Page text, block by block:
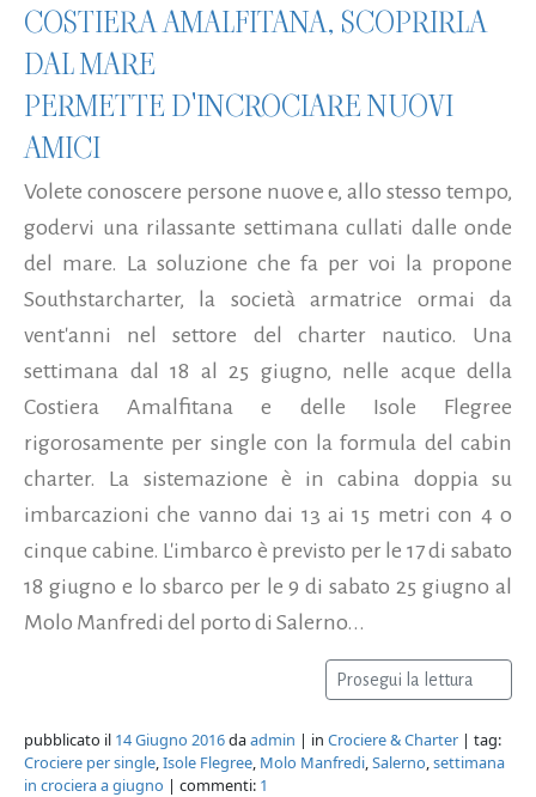
COSTIERA AMALFITANA, SCOPRIRLA
DAL MARE
PERMETTE D'INCROCIARE NUOVI
AMICI
Volete conoscere persone nuove e, allo stesso tempo,
godervi una rilassante settimana cullati dalle onde
del mare. La soluzione che fa per voi la propone
Southstarcharter, la società armatrice ormai da
vent'anni nel settore del charter nautico. Una
settimana dal 18 al 25 giugno, nelle acque della
Costiera Amalfitana e delle Isole Flegree
rigorosamente per single con la formula del cabin
charter. La sistemazione è in cabina doppia su
imbarcazioni che vanno dai 13 ai 15 metri con 4 o
cinque cabine. L'imbarco è previsto per le 17 di sabato
18 giugno e lo sbarco per le 9 di sabato 25 giugno al
Molo Manfredi del porto di Salerno...
Prosegui la lettura
pubblicato il 14 Giugno 2016daadmin | in Crociere & Charter | tag:
Crociere per single,Isole Flegree, Molo Manfredi,Salerno,settimana
in crociera a giugno | commenti: 1